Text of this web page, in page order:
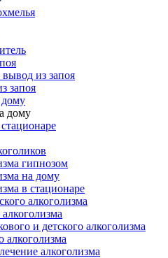
из запоя
запоя
дому
гипнозом
на дому
в стационаре
алкоголизма
и детского алкоголизма
алкоголизма
алкоголизма